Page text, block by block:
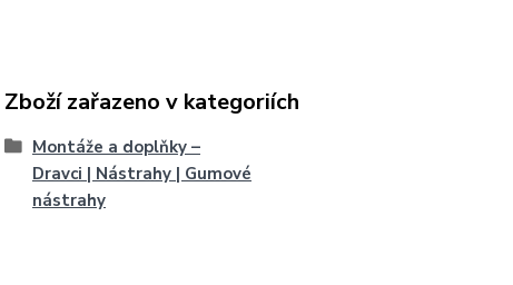
Zboží zařazeno v kategoriích
Montáže a doplňky –
Dravci | Nástrahy | Gumové
nástrahy